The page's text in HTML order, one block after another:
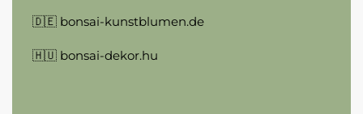
🇩🇪 bonsai-kunstblumen.de
🇭🇺 bonsai-dekor.hu